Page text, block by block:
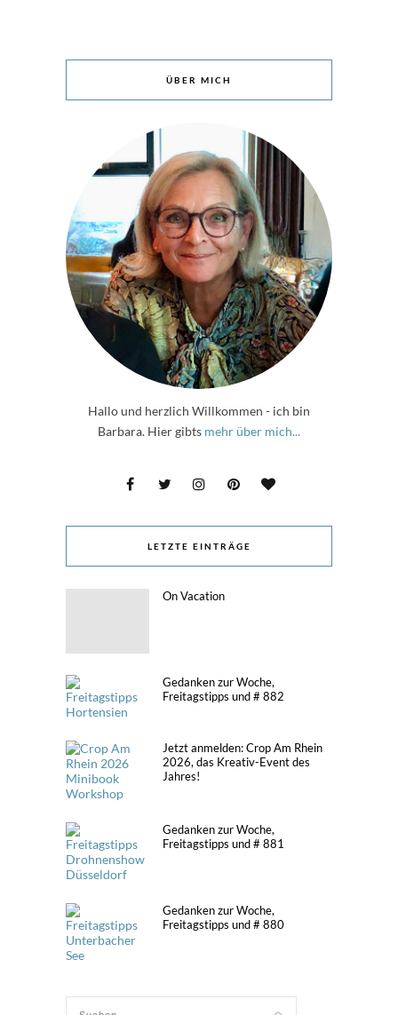
ÜBER MICH
Hallo und herzlich Willkommen - ich bin
Barbara. Hier gibts mehr über mich...
LETZTE EINTRÄGE
On Vacation
Gedanken zur Woche,
Freitagstipps und # 882
Jetzt anmelden: Crop Am Rhein
2026, das Kreativ-Event des
Jahres!
Gedanken zur Woche,
Freitagstipps und # 881
Gedanken zur Woche,
Freitagstipps und # 880